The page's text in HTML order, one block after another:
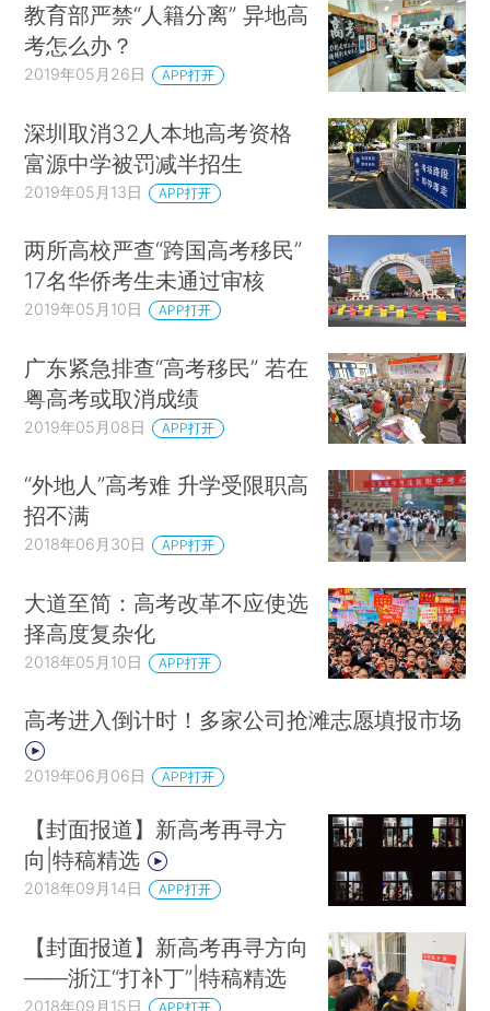
教育部严禁“人籍分离” 异地高
考怎么办？
2019年05月26日 APP打开
深圳取消32人本地高考资格
富源中学被罚减半招生
2019年05月13日 APP打开
两所高校严查“跨国高考移民”
17名华侨考生未通过审核
2019年05月10日 APP打开
广东紧急排查“高考移民” 若在
粤高考或取消成绩
2019年05月08日 APP打开
“外地人”高考难 升学受限职高
招不满
2018年06月30日 APP打开
大道至简：高考改革不应使选
择高度复杂化
2018年05月10日 APP打开
高考进入倒计时！多家公司抢滩志愿填报市场
2019年06月06日 APP打开
【封面报道】新高考再寻方
向|特稿精选
2018年09月14日 APP打开
【封面报道】新高考再寻方向
——浙江“打补丁”|特稿精选
2018年09月15日 APP打开